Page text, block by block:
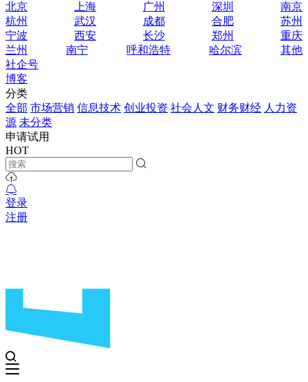
北京
上海 广州 深圳
南京
杭州
武汉 成都 合肥
苏州
宁波
西安 长沙 郑州
重庆
兰州
南宁 呼和浩特 哈尔滨
其他
社企号
博客
分类
全部 市场营销 信息技术 创业投资 社会人文 财务财经 人力资
源 未分类
申请试用
HOT
登录
注册